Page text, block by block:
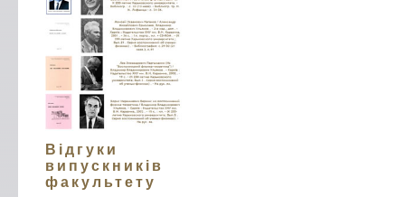
Відгуки
випускників
факультету